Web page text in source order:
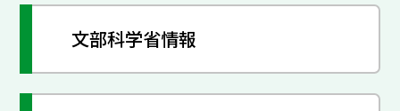
文部科学省情報